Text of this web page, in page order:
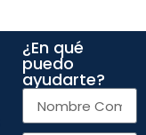
¿En qué
puedo
ayudarte?